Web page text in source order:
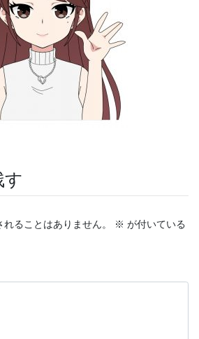
す
ることはありません。 ※ が付いている